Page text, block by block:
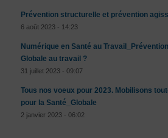
Prévention structurelle et prévention
6 août 2023 - 14:23
Numérique en Santé au
Globale au travail ?
31 juillet 2023 - 09:07
Tous nos voeux pour 2023. Mobilisons
pour la Santé_Globale
2 janvier 2023 - 06:02